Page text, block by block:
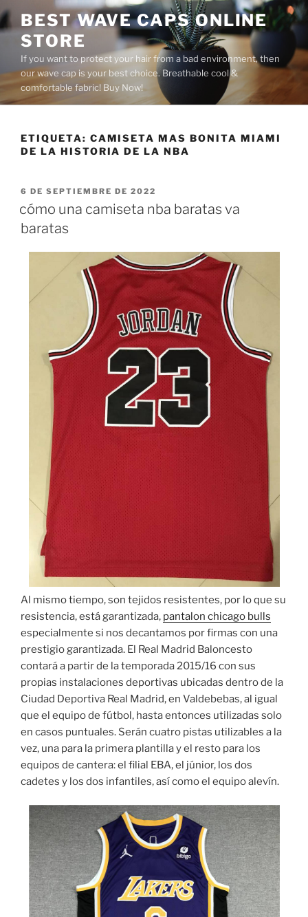
Saltar
al
contenido
BEST WAVE CAPS ONLINE
STORE
If you want to protect your hair from a bad environment, then
our wave cap is your best choice. Breathable cool &
comfortable fabric! Buy Now!
ETIQUETA: CAMISETA MAS BONITA MIAMI
DE LA HISTORIA DE LA NBA
PUBLICADO
EL
6 DE SEPTIEMBRE DE 2022
cómo una camiseta nba baratas va
baratas
Al mismo tiempo, son tejidos resistentes, por lo que su
resistencia, está garantizada, pantalon chicago bulls
especialmente si nos decantamos por firmas con una
prestigio garantizada. El Real Madrid Baloncesto
contará a partir de la temporada 2015/16 con sus
propias instalaciones deportivas ubicadas dentro de la
Ciudad Deportiva Real Madrid, en Valdebebas, al igual
que el equipo de fútbol, hasta entonces utilizadas solo
en casos puntuales. Serán cuatro pistas utilizables a la
vez, una para la primera plantilla y el resto para los
equipos de cantera: el filial EBA, el júnior, los dos
cadetes y los dos infantiles, así como el equipo alevín.